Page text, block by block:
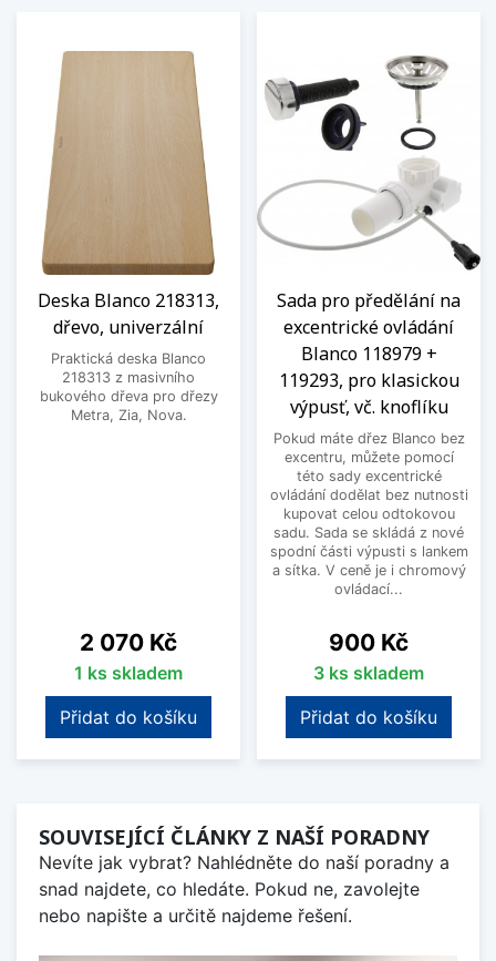
Deska Blanco 218313,
dřevo, univerzální
Praktická deska Blanco
218313 z masivního
bukového dřeva pro dřezy
Metra, Zia, Nova.
Cena
2 070 Kč
1 ks skladem
Přidat do košíku
Sada pro předělání na
excentrické ovládání
Blanco 118979 +
119293, pro klasickou
výpusť, vč. knoflíku
Pokud máte dřez Blanco bez
excentru, můžete pomocí
této sady excentrické
ovládání dodělat bez nutnosti
kupovat celou odtokovou
sadu. Sada se skládá z nové
spodní části výpusti s lankem
a sítka. V ceně je i chromový
ovládací...
Cena
900 Kč
3 ks skladem
Přidat do košíku
SOUVISEJÍCÍ ČLÁNKY Z NAŠÍ PORADNY
Nevíte jak vybrat? Nahlédněte do naší poradny a
snad najdete, co hledáte. Pokud ne, zavolejte
nebo napište a určitě najdeme řešení.